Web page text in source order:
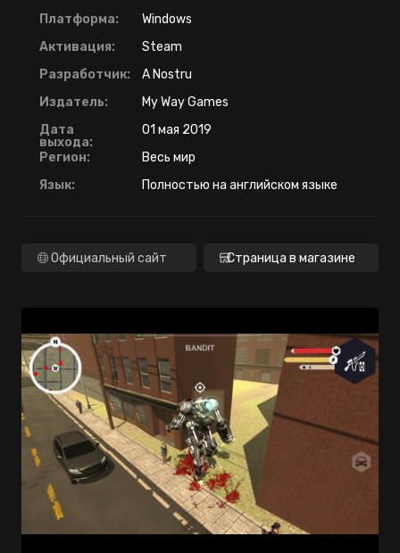
Платформа:
Windows
Активация:
Steam
Разработчик:
A Nostru
Издатель:
My Way Games
Дата
выхода:
01 мая 2019
Регион:
Весь мир
Язык:
Полностью на английском языке
Официальный сайт Страница в магазине